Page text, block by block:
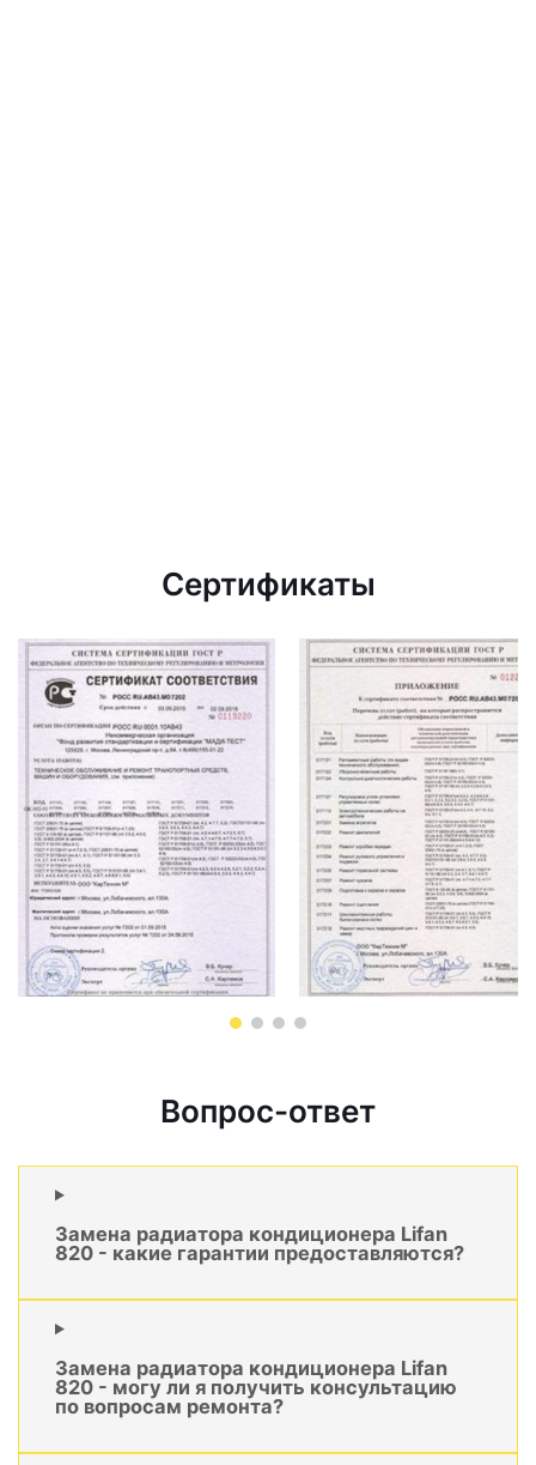
Сертификаты
Вопрос-ответ
Замена радиатора кондиционера Lifan
820 - какие гарантии предоставляются?
Замена радиатора кондиционера Lifan
820 - могу ли я получить консультацию
по вопросам ремонта?